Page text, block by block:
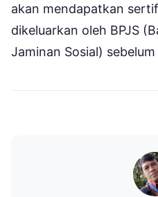
akan mendapatkan
dikeluarkan oleh BPJS
Jaminan Sosial)